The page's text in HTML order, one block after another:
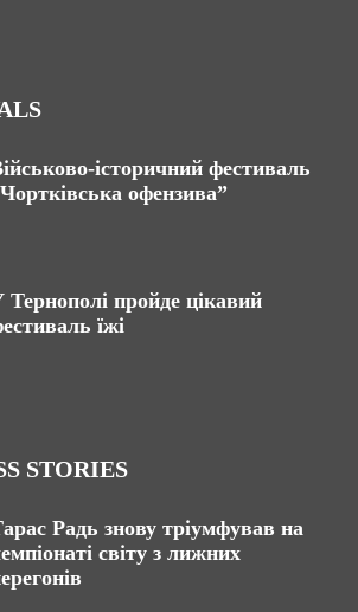
історичний фестиваль
офензива”
Тернополі пройде цікавий
їжі
STORIES
Радь знову тріумфував на
світу з лижних